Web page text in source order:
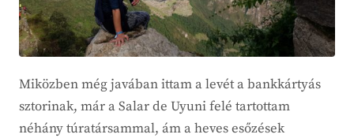
Miközben még javában ittam a levét a bankkártyás
sztorinak, már a Salar de Uyuni felé tartottam
néhány túratársammal, ám a heves esőzések